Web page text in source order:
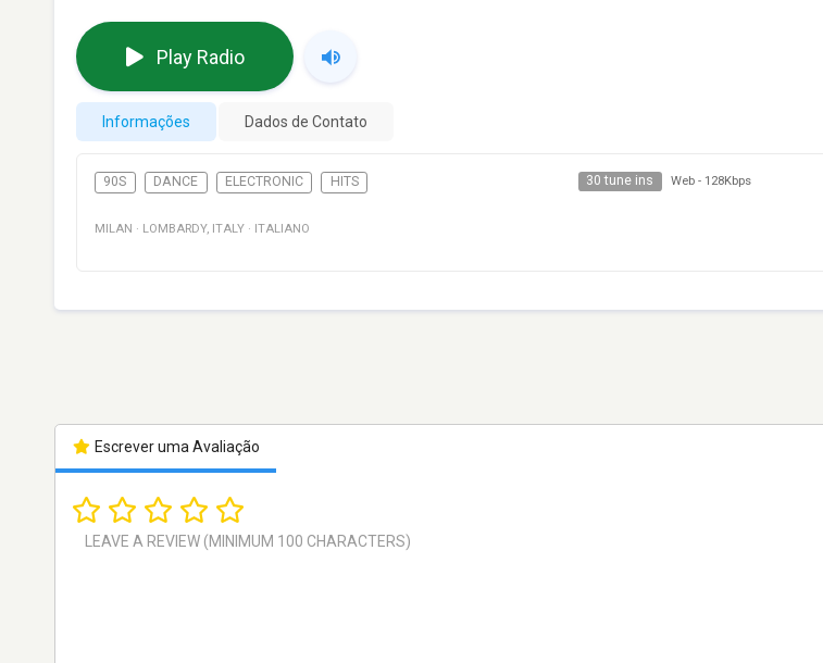
Play Radio
Informações Dados de Contato
90S DANCE ELECTRONIC HITS 30 tune ins Web - 128Kbps
MILAN · LOMBARDY, ITALY · ITALIANO
Escrever uma Avaliação